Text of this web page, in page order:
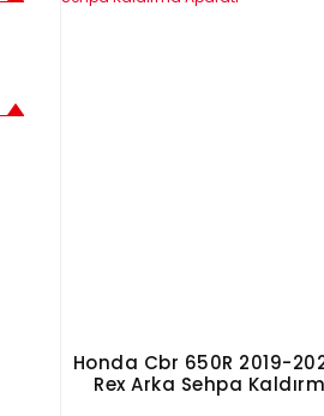
Honda Cbr 650R 2019-
Rex Arka Sehpa